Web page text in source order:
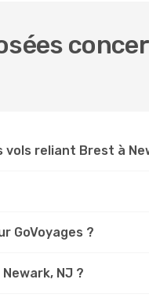
reliant Brest à
GoVoyages ?
NJ ?